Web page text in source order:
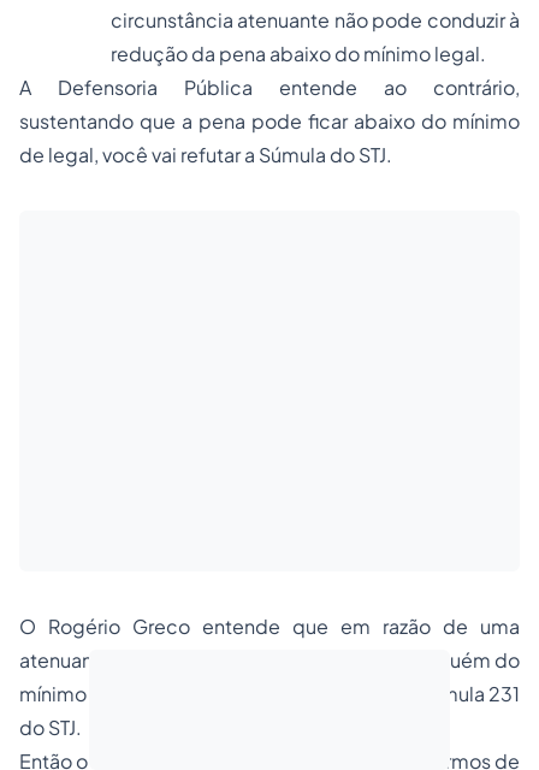
circunstância atenuante não pode conduzir à
redução da pena abaixo do mínimo legal.
A Defensoria Pública entende ao contrário,
sustentando que a pena pode ficar abaixo do mínimo
de legal, você vai refutar a Súmula do STJ.
O Rogério Greco entende que em razão de uma
atenuante genérica, podemos ter uma pena aquém do
mínimo legal. O Rogério Greco discorda da Súmula 231
do STJ.
Então o que é para melhor para o agente em termos de